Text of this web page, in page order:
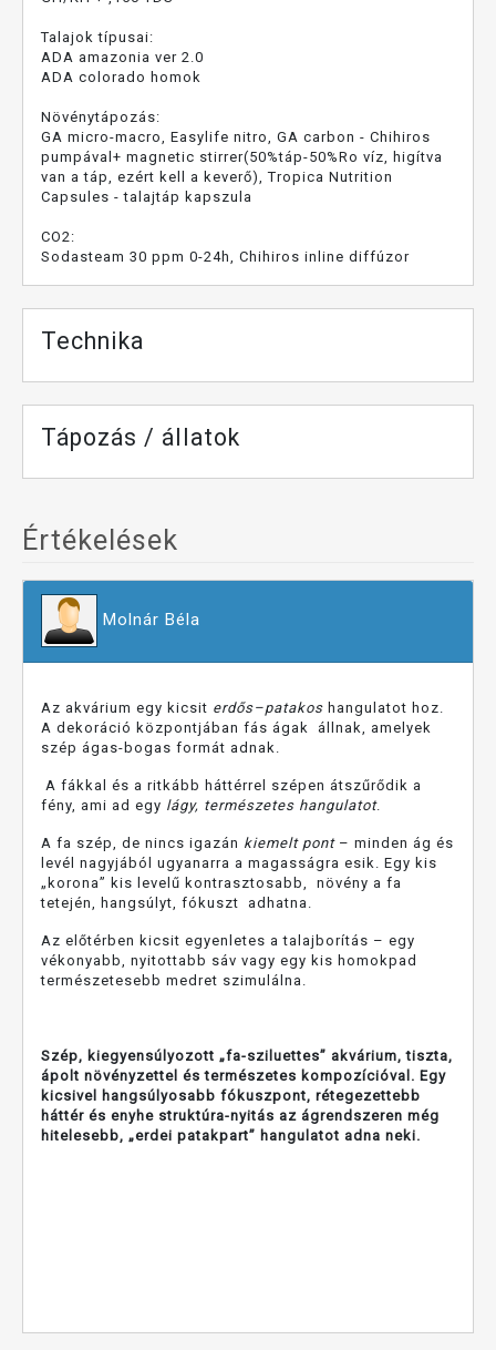
Talajok típusai:
ADA amazonia ver 2.0
ADA colorado homok
Növénytápozás:
GA micro-macro, Easylife nitro, GA carbon - Chihiros
pumpával+ magnetic stirrer(50%táp-50%Ro víz, higítva
van a táp, ezért kell a keverő), Tropica Nutrition
Capsules - talajtáp kapszula
CO2:
Sodasteam 30 ppm 0-24h, Chihiros inline diffúzor
Technika
Tápozás / állatok
Értékelések
Molnár Béla
Az akvárium egy kicsit erdős–patakos hangulatot hoz.
A dekoráció központjában fás ágak állnak, amelyek
szép ágas-bogas formát adnak.
A fákkal és a ritkább háttérrel szépen átszűrődik a
fény, ami ad egy lágy, természetes hangulatot.
A fa szép, de nincs igazán kiemelt pont– minden ág és
levél nagyjából ugyanarra a magasságra esik. Egy kis
„korona” kis levelű kontrasztosabb, növény a fa
tetején, hangsúlyt, fókuszt adhatna.
Az előtérben kicsit egyenletes a talajborítás – egy
vékonyabb, nyitottabb sáv vagy egy kis homokpad
természetesebb medret szimulálna.
Szép, kiegyensúlyozott „fa-sziluettes” akvárium, tiszta,
ápolt növényzettel és természetes kompozícióval. Egy
kicsivel hangsúlyosabb fókuszpont, rétegezettebb
háttér és enyhe struktúra-nyitás az ágrendszeren még
hitelesebb, „erdei patakpart” hangulatot adna neki.